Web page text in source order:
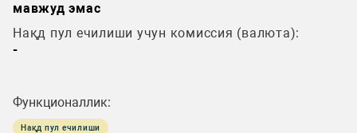
мавжуд эмас
Нақд пул ечилиши учун комиссия (валюта):
-
Функционаллик:
Нақд пул ечилиши